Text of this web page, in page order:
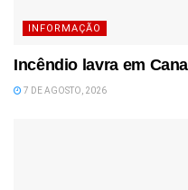
INFORMAÇÃO
Incêndio lavra em
7 DE AGOSTO, 2026